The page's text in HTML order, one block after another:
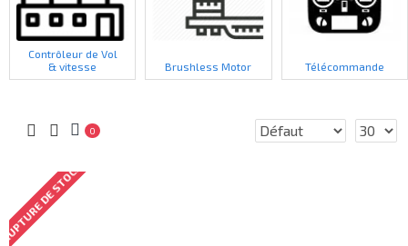
Contrôleur de Vol
& vitesse
Brushless Motor Télécommande
0
DE STOCK